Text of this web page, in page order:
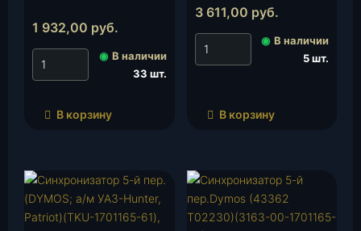
(255-1701115 (255-
1 932,00 руб.
◉ В наличии
33 шт.
В корзину
(УАЗ) , шт.
3 611,00 руб.
◉ В наличии
5 шт.
В корзину